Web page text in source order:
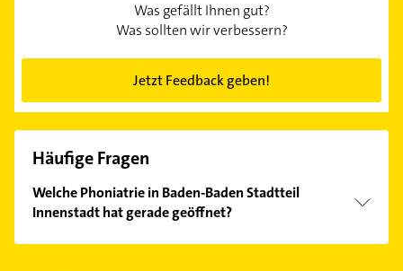
Was gefällt Ihnen gut?
Was sollten wir verbessern?
Jetzt Feedback geben!
Häufige Fragen
Welche Phoniatrie in Baden-Baden Stadtteil
Innenstadt hat gerade geöffnet?
Im Anbieter-Bereich finden Sie alleÖffnungszeiten.